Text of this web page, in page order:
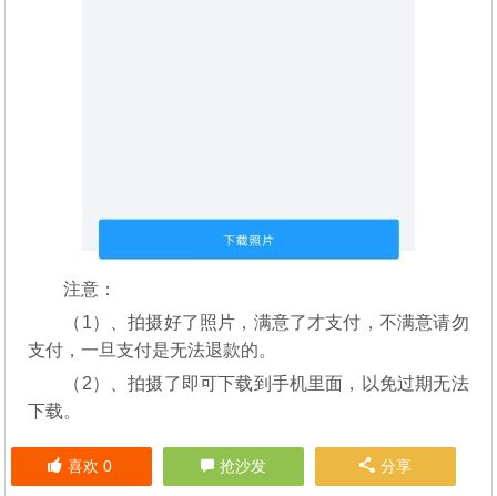
注意：
（1）、拍摄好了照片，满意了才支付，不满意请勿
支付，一旦支付是无法退款的。
（2）、拍摄了即可下载到手机里面，以免过期无法
下载。
喜欢 0 抢沙发 分享